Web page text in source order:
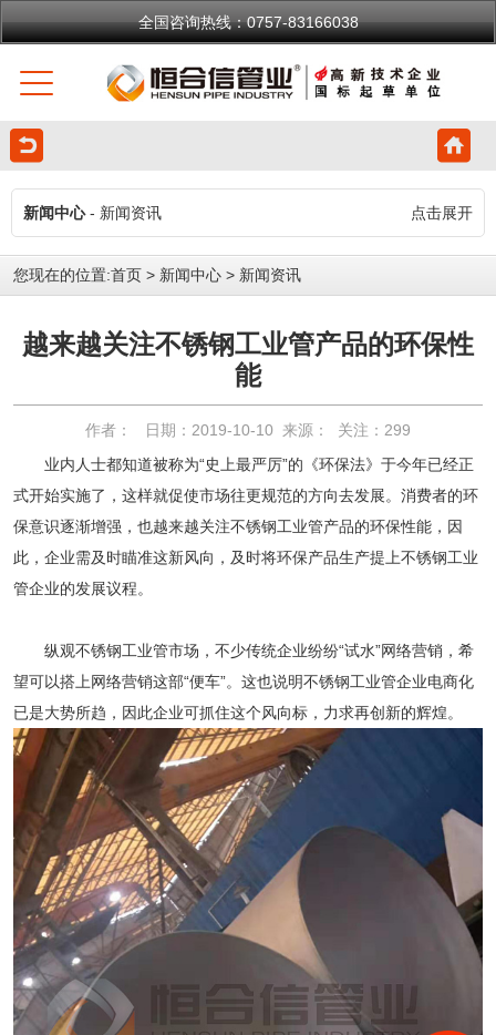
全国咨询热线：0757-83166038
新闻中心- 新闻资讯 点击展开
您现在的位置:首页 > 新闻中心 > 新闻资讯
越来越关注不锈钢工业管产品的环保性
能
作者： 日期：2019-10-10 来源： 关注： 299
业内人士都知道被称为“史上最严厉”的《环保法》于今年已经正
式开始实施了，这样就促使市场往更规范的方向去发展。消费者的环
保意识逐渐增强，也越来越关注不锈钢工业管产品的环保性能，因
此，企业需及时瞄准这新风向，及时将环保产品生产提上不锈钢工业
管企业的发展议程。
纵观不锈钢工业管市场，不少传统企业纷纷“试水”网络营销，希
望可以搭上网络营销这部“便车”。这也说明不锈钢工业管企业电商化
已是大势所趋，因此企业可抓住这个风向标，力求再创新的辉煌。